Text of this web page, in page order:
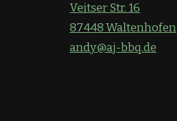
Veitser Str. 16
87448 Waltenhofen
andy@aj-bbq.de